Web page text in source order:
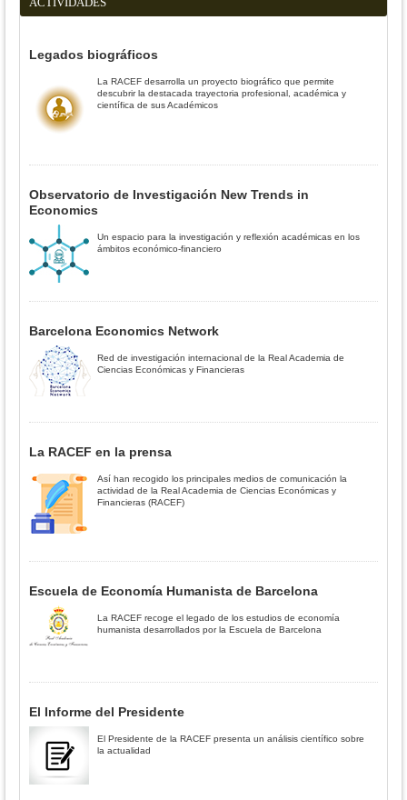
Legados biográficos
La RACEF desarrolla un proyecto biográfico que permite
descubrir la destacada trayectoria profesional, académica y
científica de sus Académicos
Observatorio de Investigación New Trends in
Economics
Un espacio para la investigación y reflexión académicas en los
ámbitos económico-financiero
Barcelona Economics Network
Red de investigación internacional de la Real Academia de
Ciencias Económicas y Financieras
La RACEF en la prensa
Así han recogido los principales medios de comunicación la
actividad de la Real Academia de Ciencias Económicas y
Financieras (RACEF)
Escuela de Economía Humanista de Barcelona
La RACEF recoge el legado de los estudios de economía
humanista desarrollados por la Escuela de Barcelona
El Informe del Presidente
El Presidente de la RACEF presenta un análisis científico sobre
la actualidad